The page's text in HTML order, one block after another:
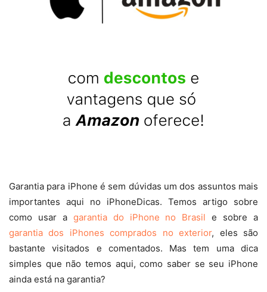
Garantia para iPhone é sem dúvidas um dos assuntos mais
importantes aqui no iPhoneDicas. Temos artigo sobre
como usar agarantia do iPhone no Brasile sobre a
garantia dos iPhones comprados no exterior, eles são
bastante visitados e comentados. Mas tem uma dica
simples que não temos aqui, como saber se seu iPhone
ainda está na garantia?